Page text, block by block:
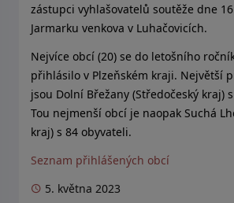
zástupci vyhlašovatelů soutěže dne
Jarmarku venkova v Luhačovicích.
Nejvíce obcí (20) se do letošního
přihlásilo v Plzeňském kraji. Největší
jsou Dolní Břežany (Středočeský kraj)
Tou nejmenší obcí je naopak Suchá
kraj) s 84 obyvateli.
Seznam přihlášených obcí
5. května 2023